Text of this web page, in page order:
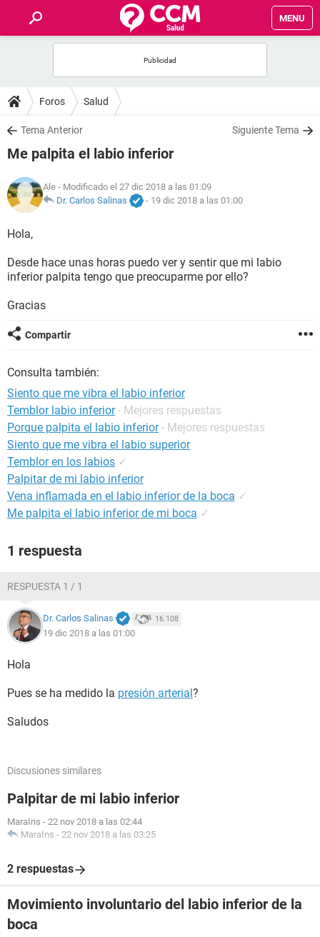
MENU
FOROS
SALUD
FAMILIA
NUTRICIÓN
BIENESTAR
SEXUALIDAD
GLOSARIO
Foros Salud
Tema Anterior Siguiente Tema
Me palpita el labio inferior
Ale - Modificado el 27 dic 2018 a las 01:09
Dr. Carlos Salinas
- 19 dic 2018 a las 01:00
Hola,
Desde hace unas horas puedo ver y sentir que mi labio
inferior palpita tengo que preocuparme por ello?
Gracias
Compartir
Consulta también:
Siento que me vibra el labio inferior
Temblor labio inferior - Mejores respuestas
Porque palpita el labio inferior - Mejores respuestas
Siento que me vibra el labio superior
Temblor en los labios ✓
Palpitar de mi labio inferior
Vena inflamada en el labio inferior de la boca ✓
Me palpita el labio inferior de mi boca ✓
1 respuesta
RESPUESTA 1 / 1
Dr. Carlos Salinas 16.108
19 dic 2018 a las 01:00
Hola
Pues se ha medido la presión arterial?
Saludos
Discusiones similares
Palpitar de mi labio inferior
MaraIns - 22 nov 2018 a las 02:44
MaraIns - 22 nov 2018 a las 03:25
2 respuestas
Movimiento involuntario del labio inferior de la
boca